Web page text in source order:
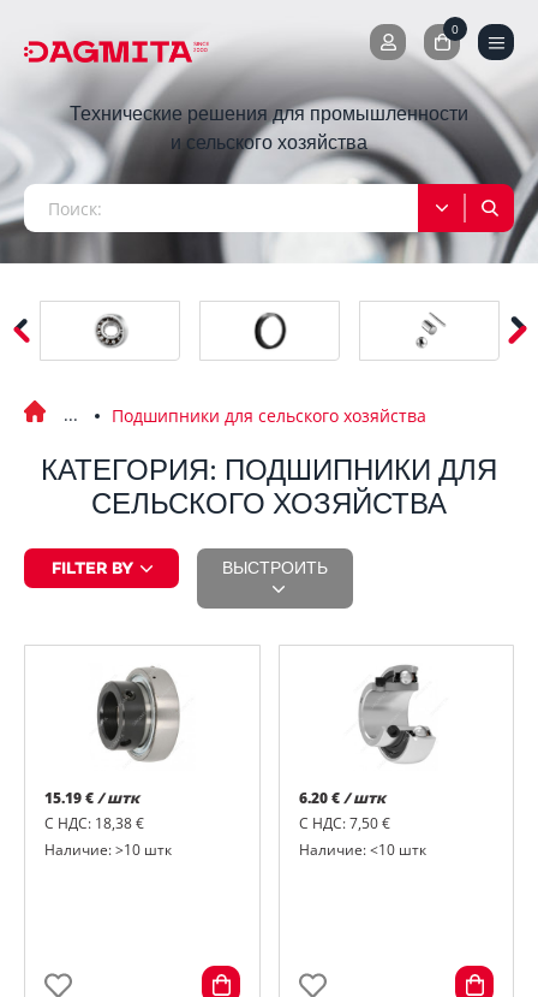
0
0
Технические решения для промышленности
и сельского хозяйства
Подшипники для сельского хозяйства
КАТЕГОРИЯ: ПОДШИПНИКИ ДЛЯ
СЕЛЬСКОГО ХОЗЯЙСТВА
FILTER BY ВЫСТРОИТЬ
15.19 €/ штк
С НДС: 18,38 €
Наличие: >10 штк
6.20 € / штк
С НДС: 7,50 €
Наличие: <10 штк